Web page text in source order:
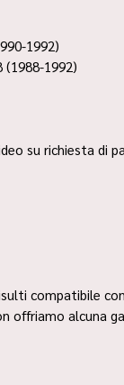
1992)
(1988-1992)
su richiesta di
compatibile
offriamo alcuna